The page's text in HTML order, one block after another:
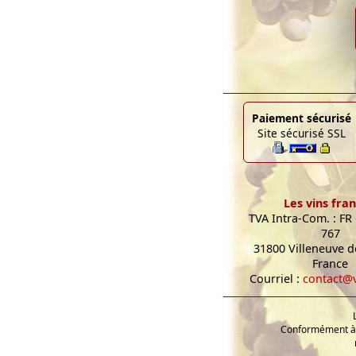
Paiement sécurisé
Site sécurisé SSL
Les vins
TVA Intra-Com. : FR
767
31800 Villeneuve
France
Courriel :
Conformément